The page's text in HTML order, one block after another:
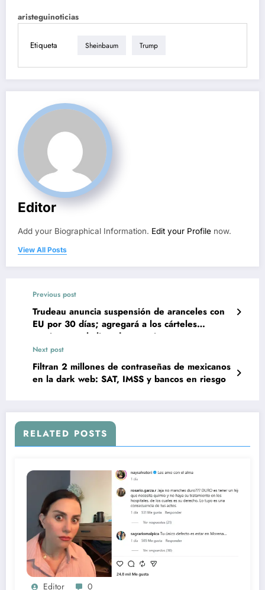
aristeguinoticias
Etiqueta Sheinbaum Trump
Editor
Add your Biographical Information. Edit your Profile now.
View All Posts
Previous post
Trudeau anuncia suspensión de aranceles con
EU por 30 días; agregará a los cárteles
mexicanos a la lista de terroristas
Next post
Filtran 2 millones de contraseñas de mexicanos
en la dark web: SAT, IMSS y bancos en riesgo
RELATED POSTS
Editor 0